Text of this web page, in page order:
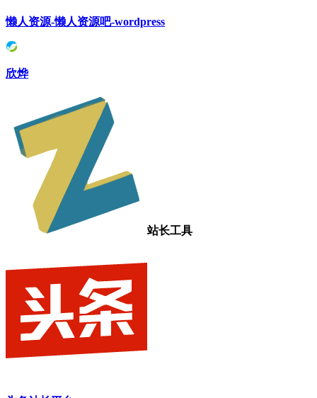
懒人资源-懒人资源吧-wordpress
欣烨
站长工具